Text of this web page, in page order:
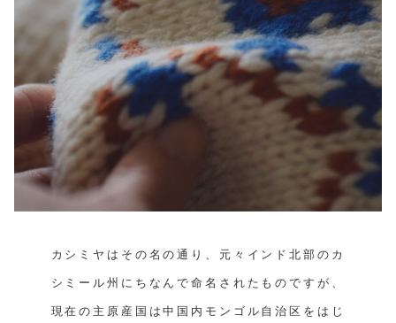
カシミヤはその名の通り、元々インド北部のカ
シミール州にちなんで命名されたものですが、
現在の主原産国は中国内モンゴル自治区をはじ